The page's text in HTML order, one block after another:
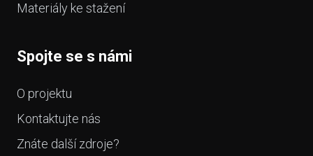
Materiály ke stažení
Spojte se s námi
O projektu
Kontaktujte nás
Znáte další zdroje?